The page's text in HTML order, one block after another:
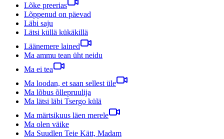
Lõke preerias
Lõppenud on päevad
Läbi saju
Lätsi küllä kükäkillä
Läänemere lained
Ma ammu tean üht neidu
Ma ei tea
Ma loodan, et saan sellest üle
Ma lõbus õllepruulija
Ma lätsi läbi Tsergo külä
Ma märtsikuus läen merele
Ma olen väike
Ma Suudlen Teie Kätt, Madam